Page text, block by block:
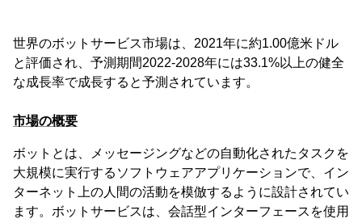
世界のボットサービス市場は、2021年に約1.00億米ドル
と評価され、予測期間2022-2028年には33.1%以上の健全
な成長率で成長すると予測されています。
市場の概要
ボットとは、メッセージングなどの自動化されたタスクを
大規模に実行するソフトウェアアプリケーションで、イン
ターネット上の人間の活動を模倣するように設計されてい
ます。ボットサービスは、会話型インターフェースを使用